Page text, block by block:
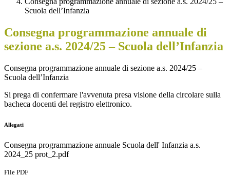
Scuola dell’Infanzia
Consegna programmazione annuale di
sezione a.s. 2024/25 – Scuola dell’Infanzia
Consegna programmazione annuale di sezione a.s. 2024/25 –
Scuola dell’Infanzia
Si prega di confermare l'avvenuta presa visione della circolare sulla
bacheca docenti del registro elettronico.
Allegati
Consegna programmazione annuale Scuola dell' Infanzia a.s.
2024_25 prot_2.pdf
File PDF